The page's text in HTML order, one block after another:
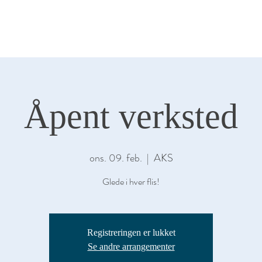
Åpent verksted
ons. 09. feb.
  |
AKS
Glede i hver flis!
Registreringen er lukket
Se andre arrangementer